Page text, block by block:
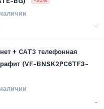
-
+ CAT3 телефонная
(VF-BNSK2PC6TF3-
-